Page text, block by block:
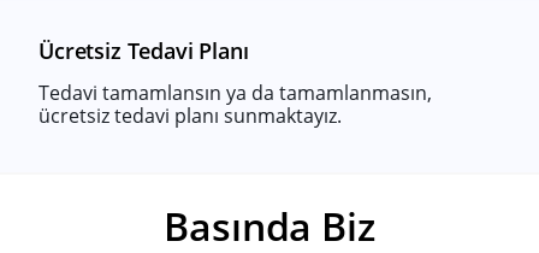
Ücretsiz Tedavi Planı
Tedavi tamamlansın ya da tamamlanmasın,
ücretsiz tedavi planı sunmaktayız.
Basında Biz